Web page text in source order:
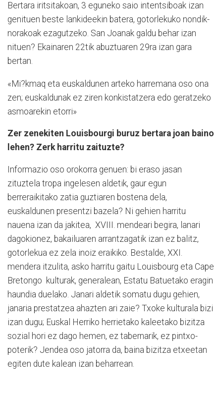
Bertara iritsitakoan, 3 eguneko saio intentsiboak izan
genituen beste lankideekin batera, gotorlekuko nondik-
norakoak ezagutzeko. San Joanak galdu behar izan
nituen? Ekainaren 22tik abuztuaren 29ra izan gara
bertan.
«Mi?kmaq eta euskaldunen arteko harremana oso ona
zen; euskaldunak ez ziren konkistatzera edo geratzeko
asmoarekin etorri»
Zer zenekiten Louisbourgi buruz bertara joan baino
lehen? Zerk harritu zaituzte?
Informazio oso orokorra ge­nu­en: bi eraso jasan
zituztela tropa ingelesen aldetik, gaur egun
berreraikitako zatia guztiaren bostena dela,
euskaldunen presentzi bazela? Ni ge­hien harritu
nauena izan da jakitea, XVIII. mendeari begira, lanari
dagokionez, bakailuaren arran­tzagatik izan ez balitz,
gotorlekua ez zela inoiz eraikiko. Bestalde, XXI.
mendera itzulita, asko harritu gaitu Louisbourg eta Cape
Bretongo kulturak, generalean, Estatu Batuetako eragin
haundia duelako. Janari aldetik somatu dugu gehien,
janaria presta­tzea ahazten ari zaie? Txoke kulturala bizi
izan dugu; Eus­kal Herriko herrietako kaleetako bizitza
sozial hori ez dago hemen, ez tabernarik, ez pin­txo-
poterik? Jendea oso jatorra da, baina bizitza etxeetan
egiten dute kalean izan beharrean.